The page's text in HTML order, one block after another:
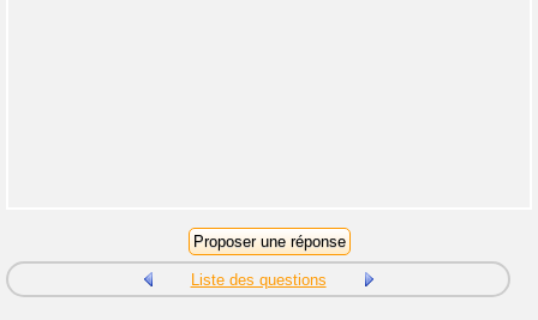
Liste des questions